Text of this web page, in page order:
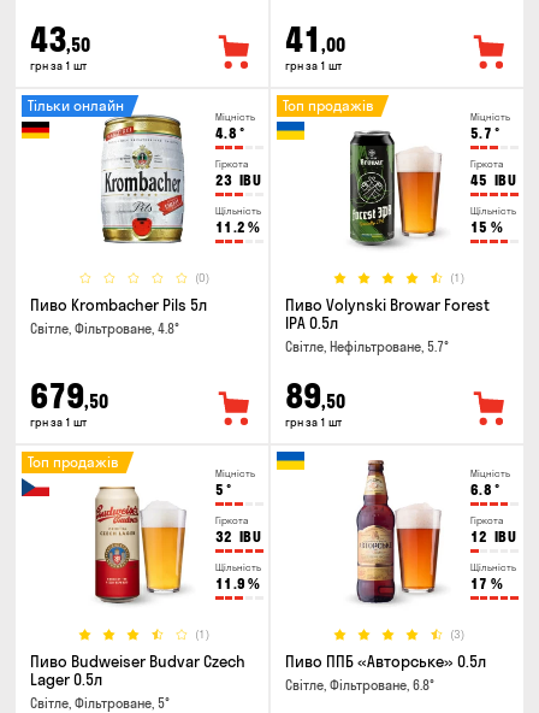
43,50
грн за 1 шт
41 ,00
грн за 1 шт
Міцність
4.8 °
Гіркота
23 IBU
Щільність
11.2 %
(0)
Тільки онлайн
Пиво Krombacher Pils 5л
Світле, Фільтроване, 4.8°
679,50
грн за 1 шт
Міцність
5.7 °
Гіркота
45 IBU
Щільність
15 %
(1)
Топ продажів
Пиво Volynski Browar Forest
IPA 0.5л
Світле, Нефільтроване, 5.7°
89,50
грн за 1 шт
Міцність
5 °
Гіркота
32 IBU
Щільність
11.9 %
(1)
Топ продажів
Пиво Budweiser Budvar Czech
Lager 0.5л
Світле, Фільтроване, 5°
Міцність
6.8 °
Гіркота
12 IBU
Щільність
17 %
(3)
Пиво ППБ «Авторське» 0.5л
Світле, Фільтроване, 6.8°